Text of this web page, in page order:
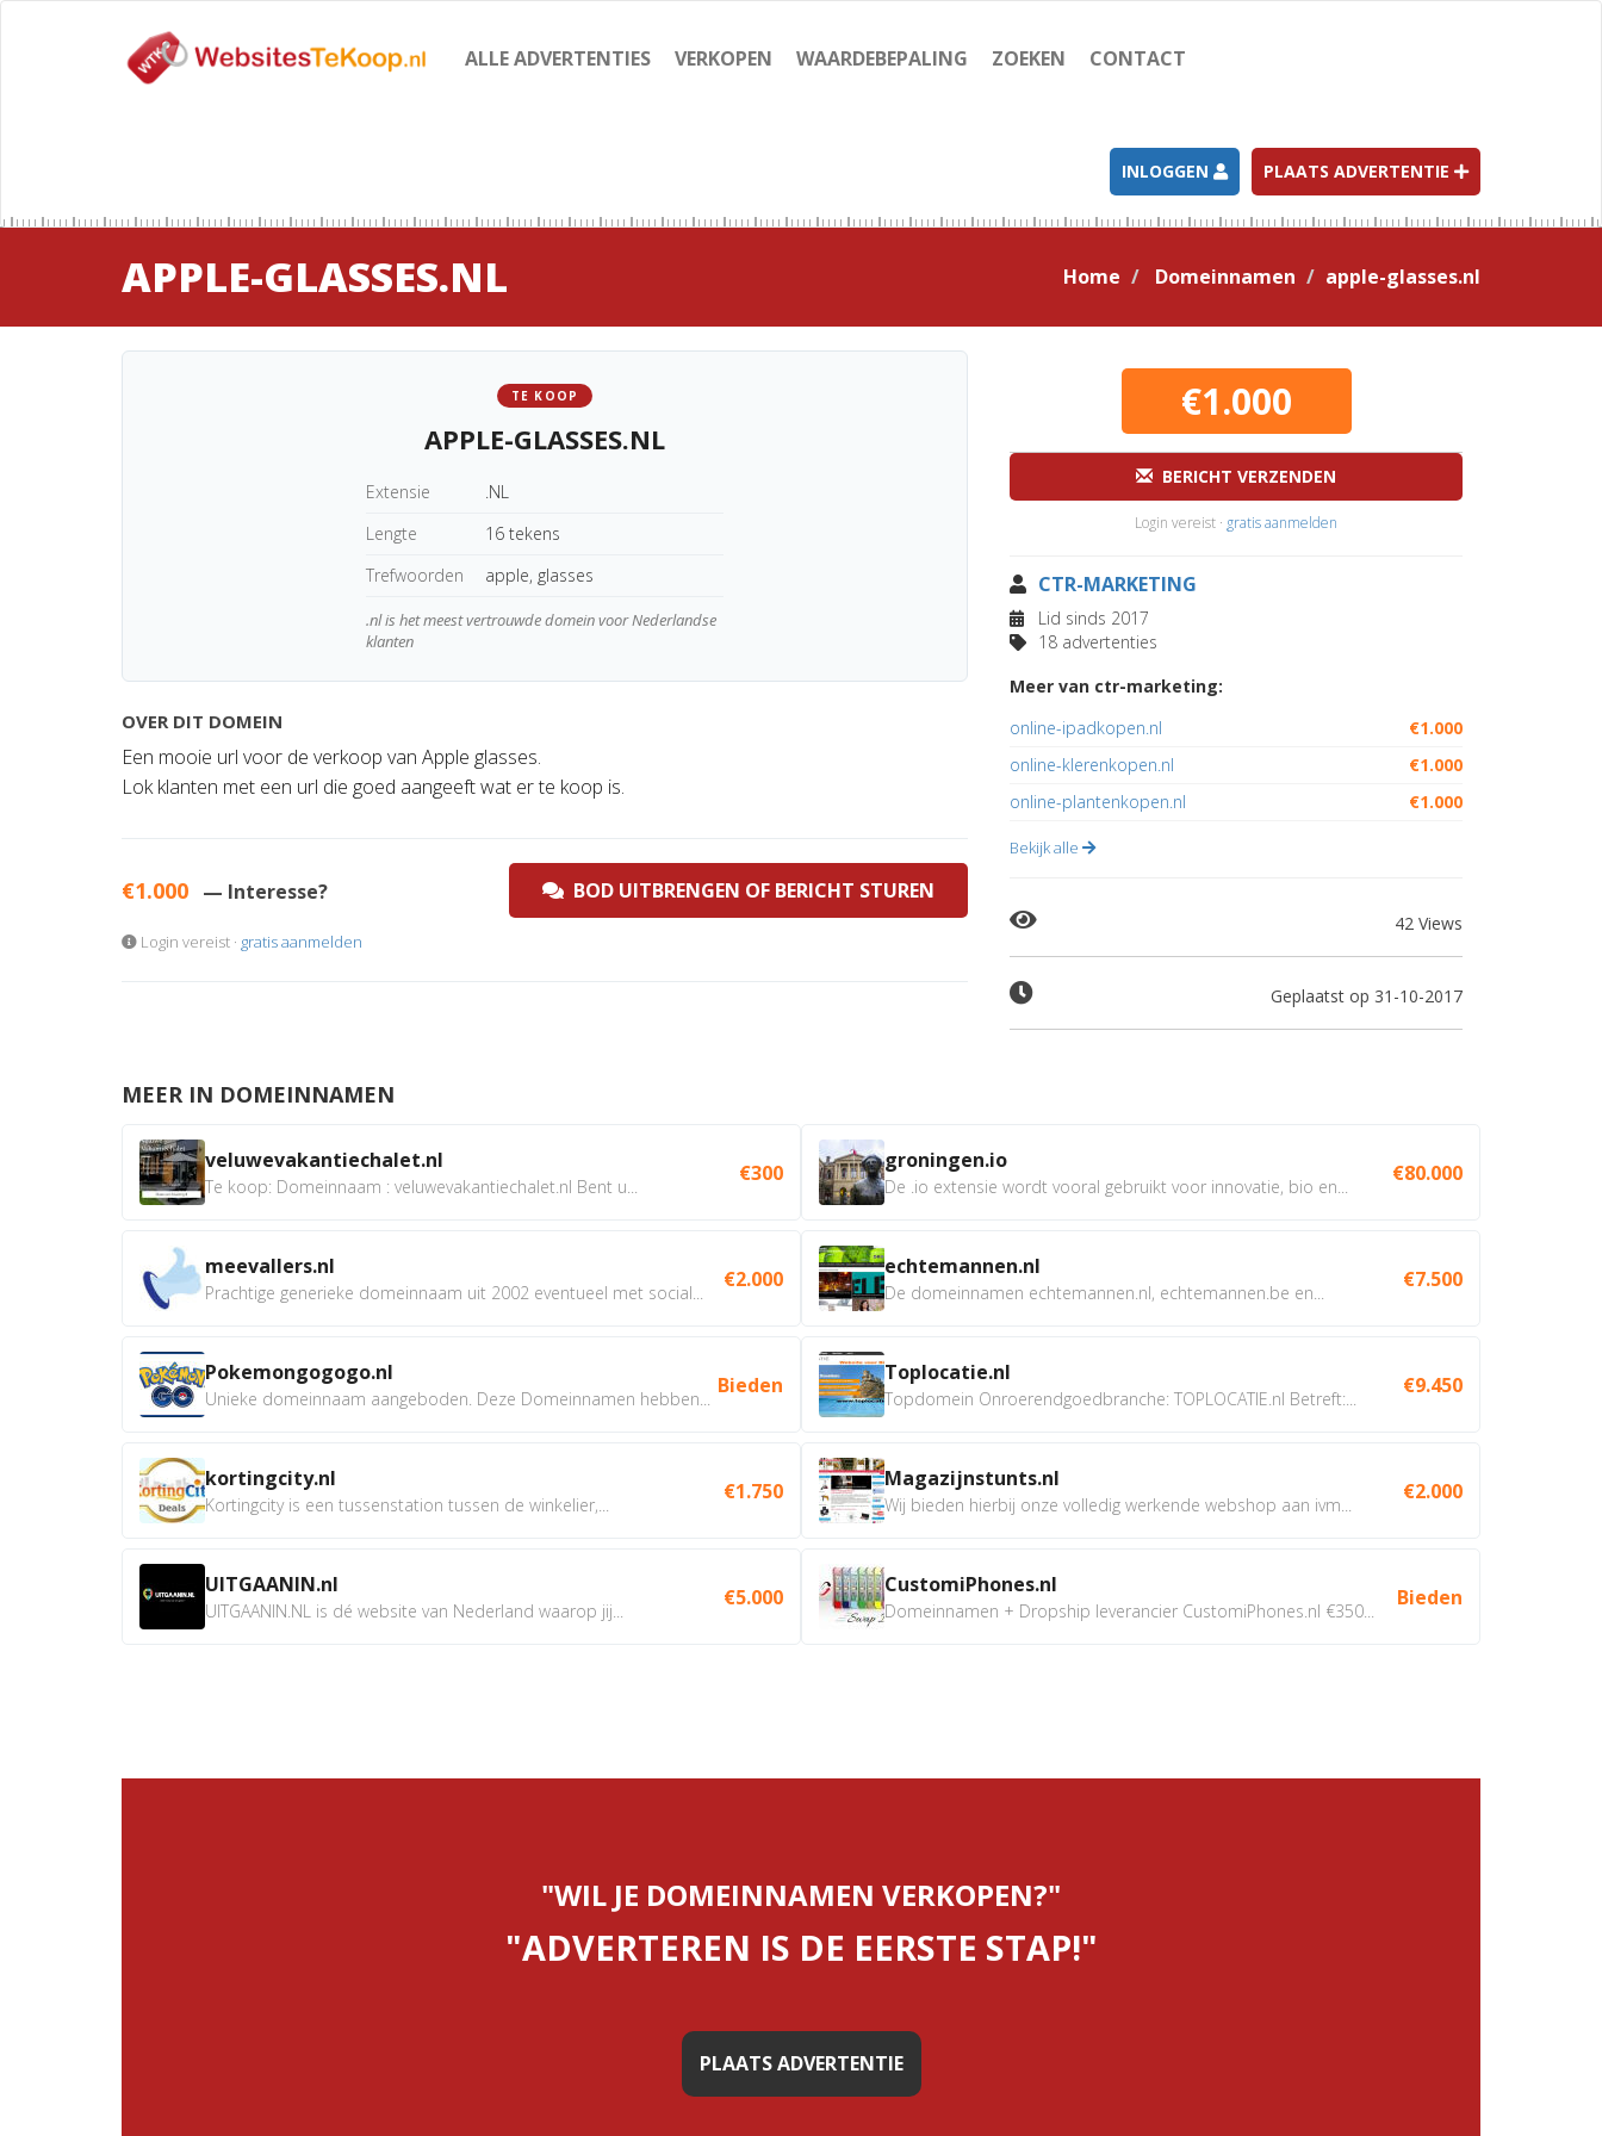
ALLE ADVERTENTIES VERKOPEN WAARDEBEPALING ZOEKEN CONTACT
INLOGGEN PLAATS ADVERTENTIE
APPLE-GLASSES.NL Home Domeinnamen apple-glasses.nl
TE KOOP
APPLE-GLASSES.NL
Extensie
.NL
Lengte
16 tekens
Trefwoorden
apple, glasses
.nl is het meest vertrouwde domein voor Nederlandse
klanten
OVER DIT DOMEIN
Een mooie url voor de verkoop van Apple glasses.
Lok klanten met een url die goed aangeeft wat er te koop is.
€1.000 — Interesse? BOD UITBRENGEN OF BERICHT STUREN
Login vereist · gratis aanmelden
€1.000
BERICHT VERZENDEN
Login vereist · gratis aanmelden
CTR-MARKETING
Lid sinds 2017
18 advertenties
Meer van ctr-marketing:
online-ipadkopen.nl
€1.000
online-klerenkopen.nl
€1.000
online-plantenkopen.nl
€1.000
Bekijk alle
42 Views
Geplaatst op 31-10-2017
MEER IN DOMEINNAMEN
veluwevakantiechalet.nl
Te koop: Domeinnaam : veluwevakantiechalet.nl Bent u...
€300
meevallers.nl
Prachtige generieke domeinnaam uit 2002 eventueel met social...
€2.000
Pokemongogogo.nl
Unieke domeinnaam aangeboden. Deze Domeinnamen hebben...
Bieden
kortingcity.nl
Kortingcity is een tussenstation tussen de winkelier,...
€1.750
UITGAANIN.nl
UITGAANIN.NL is dé website van Nederland waarop jij...
€5.000
groningen.io
De .io extensie wordt vooral gebruikt voor innovatie, bio en...
€80.000
echtemannen.nl
De domeinnamen echtemannen.nl, echtemannen.be en...
€7.500
Toplocatie.nl
Topdomein Onroerendgoedbranche: TOPLOCATIE.nl Betreft:...
€9.450
Magazijnstunts.nl
Wij bieden hierbij onze volledig werkende webshop aan ivm...
€2.000
CustomiPhones.nl
Domeinnamen + Dropship leverancier CustomiPhones.nl €350...
Bieden
"WIL JE DOMEINNAMEN VERKOPEN?"
"ADVERTEREN IS DE EERSTE STAP!"
PLAATS ADVERTENTIE